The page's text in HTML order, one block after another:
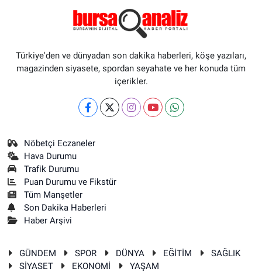
Türkiye'den ve dünyadan son dakika haberleri, köşe yazıları,
magazinden siyasete, spordan seyahate ve her konuda tüm
içerikler.
Nöbetçi Eczaneler
Hava Durumu
Trafik Durumu
Puan Durumu ve Fikstür
Tüm Manşetler
Son Dakika Haberleri
Haber Arşivi
GÜNDEM SPOR DÜNYA EĞİTİM
SAĞLIK
SİYASET
EKONOMİ YAŞAM